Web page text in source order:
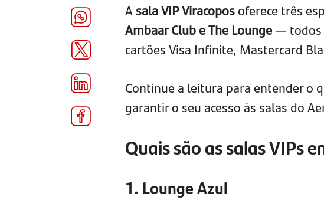
Asala VIP Viracoposoferece três
Ambaar Club e The Lounge— todos
cartões Visa Infinite, Mastercard
Continue a leitura para entender o
garantir o seu acesso às salas do
Quais são as salas VIPs
1. Lounge Azul